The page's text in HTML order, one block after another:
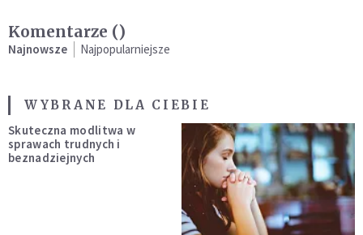
Komentarze ()
Najnowsze Najpopularniejsze
WYBRANE DLA CIEBIE
Skuteczna modlitwa w
sprawach trudnych i
beznadziejnych